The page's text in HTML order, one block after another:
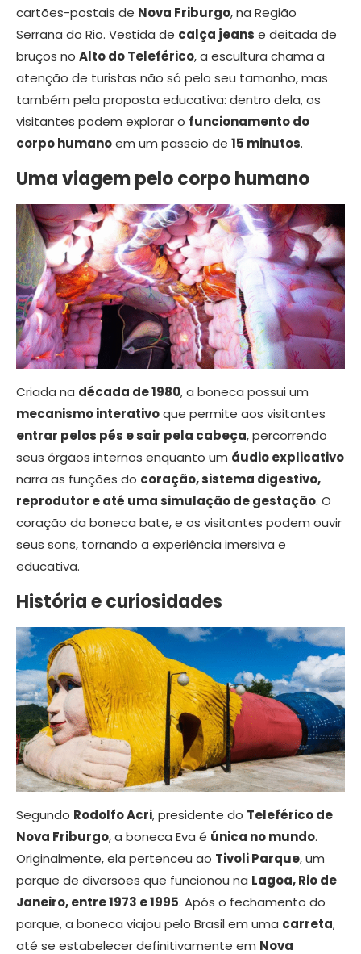
cartões-postais de Nova Friburgo, na Região
Serrana do Rio. Vestida de calça jeans e deitada de
bruços no Alto do Teleférico, a escultura chama a
atenção de turistas não só pelo seu tamanho, mas
também pela proposta educativa: dentro dela, os
visitantes podem explorar o funcionamento do
corpo humanoem um passeio de 15 minutos.
Uma viagem pelo corpo humano
Criada na década de 1980, a boneca possui um
mecanismo interativoque permite aos visitantes
entrar pelos pés e sair pela cabeça, percorrendo
seus órgãos internos enquanto um áudio explicativo
narra as funções do coração, sistema digestivo,
reprodutor e até uma simulação de gestação. O
coração da boneca bate, e os visitantes podem ouvir
seus sons, tornando a experiência imersiva e
educativa.
História e curiosidades
Segundo Rodolfo Acri, presidente do Teleférico de
Nova Friburgo, a boneca Eva é única no mundo.
Originalmente, ela pertenceu ao Tivoli Parque, um
parque de diversões que funcionou na Lagoa, Rio de
Janeiro, entre 1973 e 1995. Após o fechamento do
parque, a boneca viajou pelo Brasil em uma carreta,
até se estabelecer definitivamente em Nova